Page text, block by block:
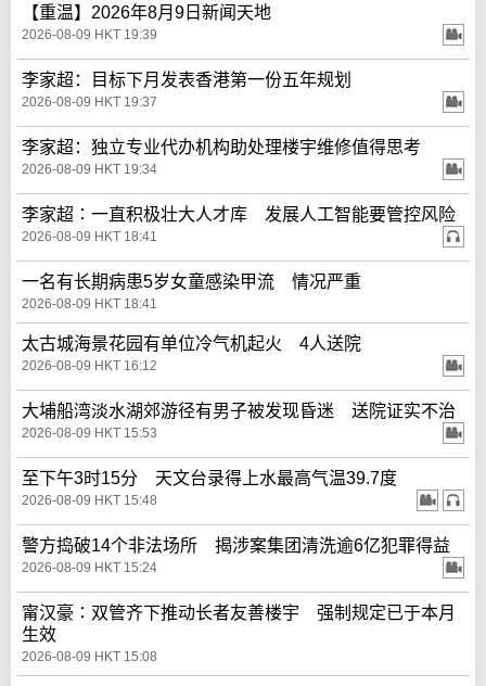
【重温】2026年8月9日新闻天地
2026-08-09 HKT 19:39
李家超：目标下月发表香港第一份五年规划
2026-08-09 HKT 19:37
李家超：独立专业代办机构助处理楼宇维修值得思考
2026-08-09 HKT 19:34
李家超∶一直积极壮大人才库 发展人工智能要管控风险
2026-08-09 HKT 18:41
一名有长期病患5岁女童感染甲流 情况严重
2026-08-09 HKT 18:41
太古城海景花园有单位冷气机起火 4人送院
2026-08-09 HKT 16:12
大埔船湾淡水湖郊游径有男子被发现昏迷 送院证实不治
2026-08-09 HKT 15:53
至下午3时15分 天文台录得上水最高气温39.7度
2026-08-09 HKT 15:48
警方捣破14个非法场所 揭涉案集团清洗逾6亿犯罪得益
2026-08-09 HKT 15:24
甯汉豪∶双管齐下推动长者友善楼宇 强制规定已于本月
生效
2026-08-09 HKT 15:08